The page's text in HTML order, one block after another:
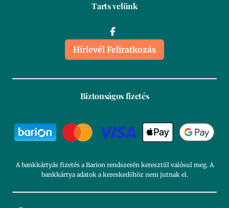
Tarts velünk
Hírlevél Feliratkozás
Biztonságos fizetés
A bankkártyás fizetés a Barion rendszerén keresztül valósul meg. A
bankkártya adatok a kereskedőhöz nem jutnak el.